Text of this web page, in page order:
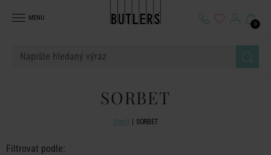
MENU
0
SORBET
Domů SORBET
Filtrovat podle: